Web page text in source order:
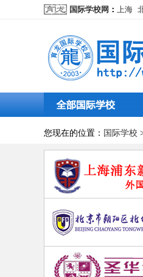
国际学校网 ： 上海
您现在的位置： 国际学校